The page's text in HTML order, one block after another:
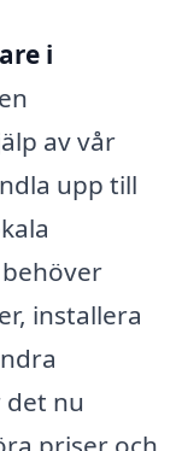
i
av vår
upp till
installera
det nu